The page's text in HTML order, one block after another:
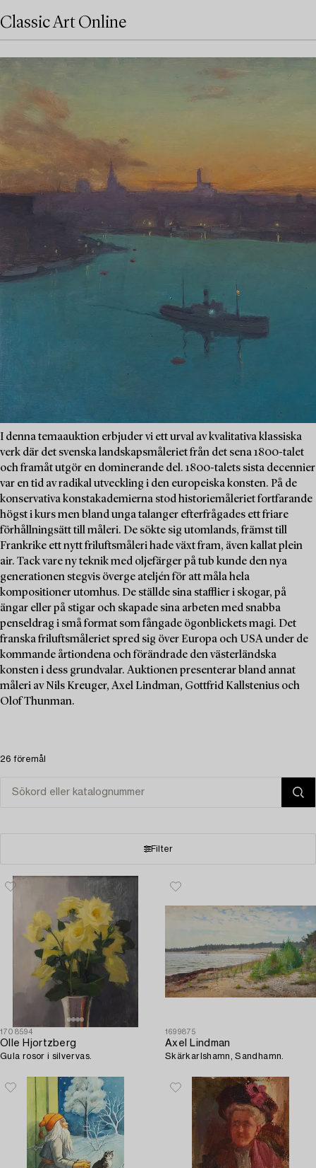
Classic Art Online
I denna temaauktion erbjuder vi ett urval av kvalitativa klassiska
verk där det svenska landskapsmåleriet från det sena 1800-talet
och framåt utgör en dominerande del. 1800-talets sista decennier
var en tid av radikal utveckling i den europeiska konsten. På de
konservativa konstakademierna stod historiemåleriet fortfarande
högst i kurs men bland unga talanger efterfrågades ett friare
förhållningsätt till måleri. De sökte sig utomlands, främst till
Frankrike ett nytt friluftsmåleri hade växt fram, även kallat plein
air. Tack vare ny teknik med oljefärger på tub kunde den nya
generationen stegvis överge ateljén för att måla hela
kompositioner utomhus. De ställde sina stafflier i skogar, på
ängar eller på stigar och skapade sina arbeten med snabba
penseldrag i små format som fångade ögonblickets magi. Det
franska friluftsmåleriet spred sig över Europa och USA under de
kommande årtiondena och förändrade den västerländska
konsten i dess grundvalar. Auktionen presenterar bland annat
måleri av Nils Kreuger, Axel Lindman, Gottfrid Kallstenius och
Olof Thunman.
26 föremål
Filter
1708594
Olle Hjortzberg
Gula rosor i silvervas.
1699875
Axel Lindman
Skärkarlshamn, Sandhamn.